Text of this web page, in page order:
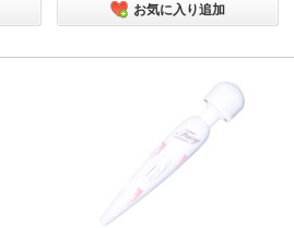
お気に入り追加